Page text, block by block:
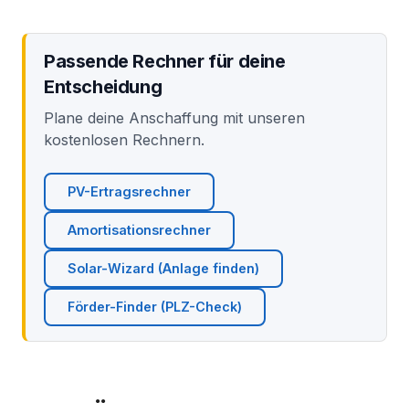
Passende Rechner für deine
Entscheidung
Plane deine Anschaffung mit unseren
kostenlosen Rechnern.
PV-Ertragsrechner
Amortisationsrechner
Solar-Wizard (Anlage finden)
Förder-Finder (PLZ-Check)